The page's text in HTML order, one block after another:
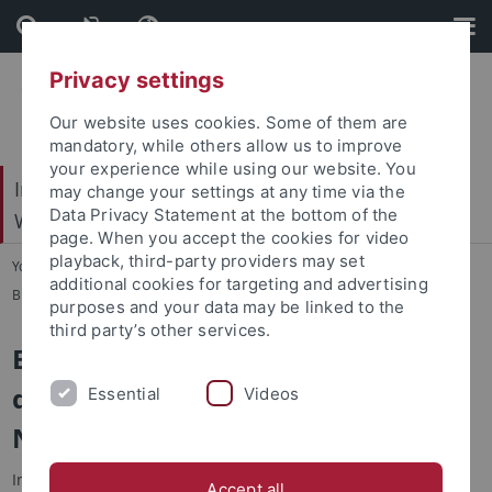
Skip
to
content
Skip
to
footer
Internationales Zentrum für Ethik in den
Wissenschaften (IZEW)
You are here: Startseite
...
Biophilosophie & Nachhaltige Entwicklung
Ethische Aspekte im Diskurs um
den geplanten Nationalpark
Nordschwarzwald
In dieser von der Forstlichen Versuchsanstalt Baden-
Privacy settings
Our website uses cookies. Some of them are
mandatory, while others allow us to improve
your experience while using our website. You
may change your settings at any time via the
Data Privacy Statement at the bottom of the
page. When you accept the cookies for video
playback, third-party providers may set
additional cookies for targeting and advertising
purposes and your data may be linked to the
third party’s other services.
Essential Videos